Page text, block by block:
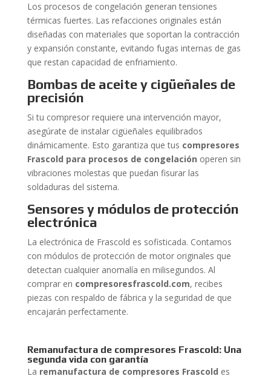
Los procesos de congelación generan tensiones
térmicas fuertes. Las refacciones originales están
diseñadas con materiales que soportan la contracción
y expansión constante, evitando fugas internas de gas
que restan capacidad de enfriamiento.
Bombas de aceite y cigüeñales de
precisión
Si tu compresor requiere una intervención mayor,
asegúrate de instalar cigüeñales equilibrados
dinámicamente. Esto garantiza que tus compresores
Frascold para procesos de congelación operen sin
vibraciones molestas que puedan fisurar las
soldaduras del sistema.
Sensores y módulos de protección
electrónica
La electrónica de Frascold es sofisticada. Contamos
con módulos de protección de motor originales que
detectan cualquier anomalía en milisegundos. Al
comprar en compresoresfrascold.com, recibes
piezas con respaldo de fábrica y la seguridad de que
encajarán perfectamente.
Remanufactura de compresores Frascold: Una
segunda vida con garantía
La remanufactura de compresores Frascold es